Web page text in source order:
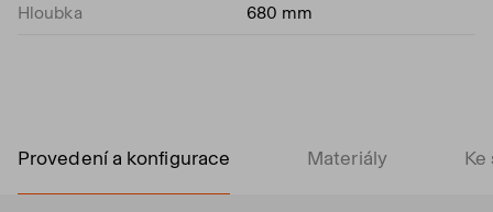
Hloubka 680 mm
Provedení a konfigurace Materiály Ke